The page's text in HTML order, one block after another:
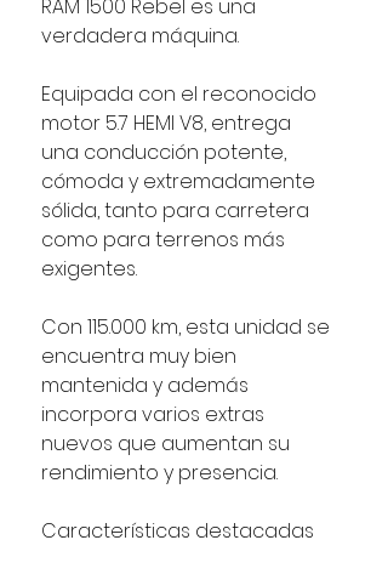
RAM 1500 Rebel es una
verdadera máquina.
Equipada con el reconocido
motor 5.7 HEMI V8, entrega
una conducción potente,
cómoda y extremadamente
sólida, tanto para carretera
como para terrenos más
exigentes.
Con 115.000 km, esta unidad se
encuentra muy bien
mantenida y además
incorpora varios extras
nuevos que aumentan su
rendimiento y presencia.
Características destacadas